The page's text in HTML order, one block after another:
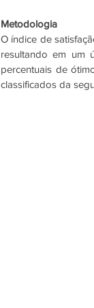
Metodologia
O índice de
resultando em um
percentuais de
classificados da